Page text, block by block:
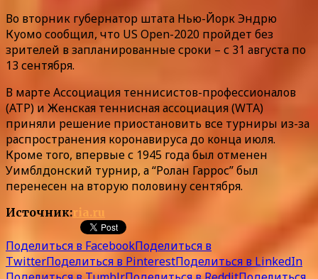
Во вторник губернатор штата Нью-Йорк Эндрю
Куомо сообщил, что US Open-2020 пройдет без
зрителей в запланированные сроки – с 31 августа по
13 сентября.
В марте Ассоциация теннисистов-профессионалов
(ATP) и Женская теннисная ассоциация (WTA)
приняли решение приостановить все турниры из-за
распространения коронавируса до конца июля.
Кроме того, впервые с 1945 года был отменен
Уимблдонский турнир, а “Ролан Гаррос” был
перенесен на вторую половину сентября.
Источник:ria.ru
Поделиться в FacebookПоделиться в
TwitterПоделиться в PinterestПоделиться в LinkedIn